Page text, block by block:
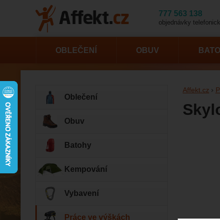
Affekt.cz
OBLEČENÍ OBUV
Oblečení
Obuv
Batohy
Kempování
Vybavení
Práce ve výškách
777 563 138
objednávky